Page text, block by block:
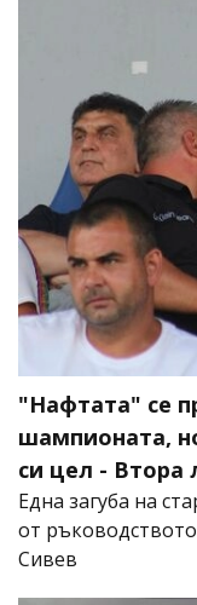
"Нафтата" се
шампионата,
си цел - Втора
Една загуба на
от
Сивев